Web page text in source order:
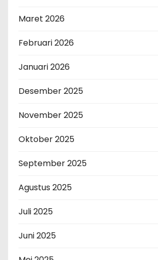
Maret 2026
Februari 2026
Januari 2026
Desember 2025
November 2025
Oktober 2025
September 2025
Agustus 2025
Juli 2025
Juni 2025